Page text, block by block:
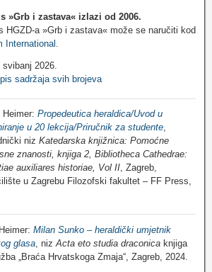
»Grb i zastava« izlazi od 2006.
HGZD-a »Grb i zastava« može se naručiti kod
International
svibanj 2026.
sadržaja svih brojeva
Propedeutica heraldica/Uvod u
u 20 lekcija/Priručnik za studente,
niz Katedarska knjižnica: Pomoćne
znanosti, knjiga 2, Bibliotheca Cathedrae:
auxiliares historiae, Vol II, Zagreb,
u Zagrebu Filozofski fakultet – FF Press,
Milan Sunko – heraldički umjetnik
glasa , niz Acta eto studia draconica knjiga
„Braća Hrvatskoga Zmaja“, Zagreb, 2024.